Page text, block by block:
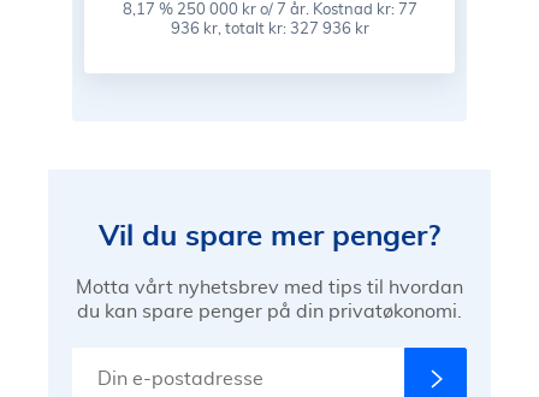
8,17 % 250 000 kr o/ 7 år. Kostnad kr: 77
936 kr, totalt kr: 327 936 kr
Vil du spare mer penger?
Motta vårt nyhetsbrev med tips til hvordan
du kan spare penger på din privatøkonomi.